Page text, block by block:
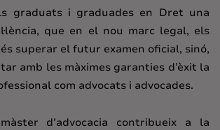
graduats i graduades en Dret una
que en el nou marc legal, els
superar el futur examen oficial, sinó,
amb les màximes garanties d’èxit la
com advocats i advocades.
d’advocacia contribueix a la